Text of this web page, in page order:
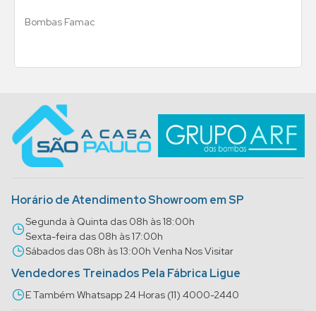
Bombas Famac
Horário de Atendimento Showroom em SP
Segunda à Quinta das 08h às 18:00h
Sexta-feira das 08h às 17:00h
Sábados das 08h às 13:00h Venha Nos Visitar
Vendedores Treinados Pela Fábrica Ligue
E Também Whatsapp 24 Horas (11) 4000-2440